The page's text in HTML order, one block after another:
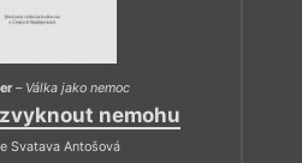
– Válka jako nemoc
nemohu
Svatava Antošová